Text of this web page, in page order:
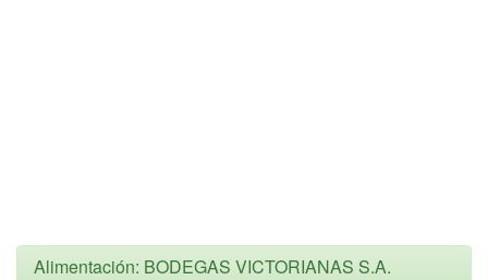
Alimentación: BODEGAS VICTORIANAS S.A.